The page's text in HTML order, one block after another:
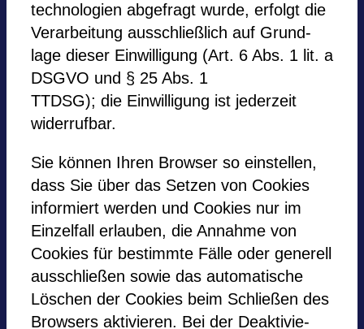
tech­no­lo­gien abge­fragt wurde, erfolgt die
Ver­ar­bei­tung aus­schließ­lich auf Grund­
lage die­ser Ein­wil­li­gung (Art. 6 Abs. 1 lit. a
DSGVO und § 25 Abs. 1
TTDSG); die Ein­wil­li­gung ist jeder­zeit
wider­ruf­bar.
Sie kön­nen Ihren Brow­ser so ein­stel­len,
dass Sie über das Set­zen von Coo­kies
infor­miert wer­den und Coo­kies nur im
Ein­zel­fall erlau­ben, die Annahme von
Coo­kies für bestimmte Fälle oder gene­rell
aus­schlie­ßen sowie das auto­ma­ti­sche
Löschen der Coo­kies beim Schlie­ßen des
Brow­sers akti­vie­ren. Bei der Deak­ti­vie­